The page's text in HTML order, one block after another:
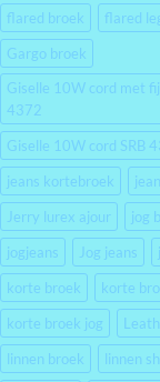
flared broek
flared
Gargo broek
Giselle 10W cord met
4372
Giselle 10W cord SRB
jeans kortebroek
Jerry lurex ajour
jog
jogjeans
Jog jeans
korte broek
korte
korte broek jog
linnen broek
linnen